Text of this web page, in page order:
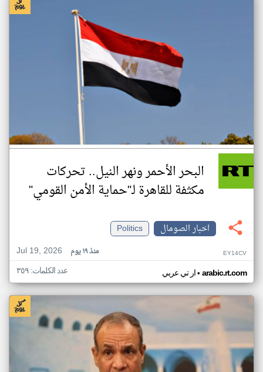
البحر الأحمر ونهر النيل.. تحركات
مكثفة للقاهرة لـ"حماية الأمن القومي"
اخبار الصومال
Politics
Jul 19, 2026
منذ ١٩ يوم EY14CV
ار تي عربي• arabic.rt.com عدد الكلمات: ٣٥٩